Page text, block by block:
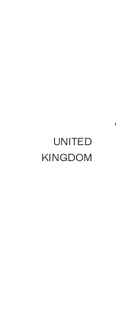
UNITED
KINGDOM